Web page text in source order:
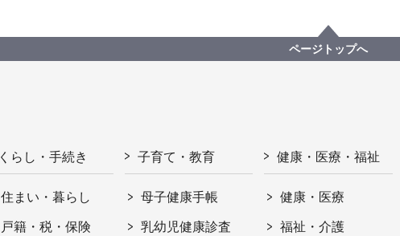
ページトップへ
くらし・手続き
住まい・暮らし
戸籍・税・保険
子育て・教育
母子健康手帳
乳幼児健康診査
健康・医療・福祉
健康・医療
福祉・介護